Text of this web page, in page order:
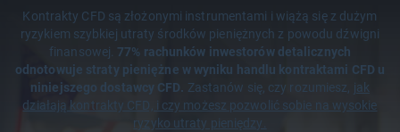
Kontrakty CFD są złożonymi instrumentami i wiążą się z dużym
ryzykiem szybkiej utraty środków pieniężnych z powodu dźwigni
finansowej. 77% rachunków inwestorów detalicznych
odnotowuje straty pieniężne w wyniku handlu kontraktami CFD u
niniejszego dostawcy CFD. Zastanów się, czy rozumiesz, jak
działają kontrakty CFD, i czy możesz pozwolić sobie na wysokie
ryzyko utraty pieniędzy.